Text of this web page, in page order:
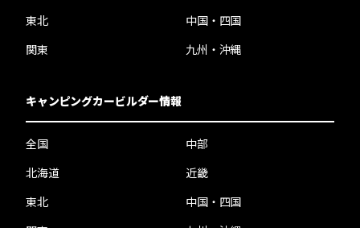
東北
関東
中国・四国
九州・沖縄
キャンピングカービルダー情報
全国
北海道
東北
中部
近畿
中国・四国